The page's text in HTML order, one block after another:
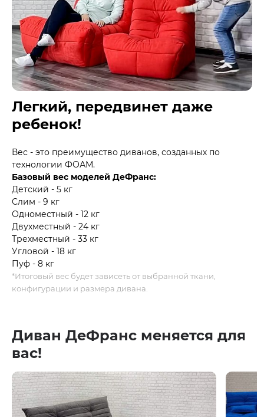
Легкий, передвинет даже
ребенок!
Вес - это преимущество диванов, созданных по
технологии ФОАМ.
Базовый вес моделей ДеФранс:
Детский - 5 кг
Слим - 9 кг
Одноместный - 12 кг
Двухместный - 24 кг
Трехместный - 33 кг
Угловой - 18 кг
Пуф - 8 кг
*Итоговый вес будет зависеть от выбранной ткани,
конфигурации и размера дивана.
Диван ДеФранс меняется для
вас!